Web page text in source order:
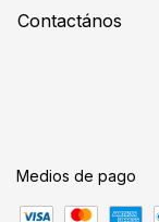
Contactános
Medios de pago